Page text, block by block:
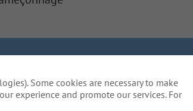
Information - US Residents
de notre processus de candidature, y
Some cookies are necessary to make
experience and promote our services. For